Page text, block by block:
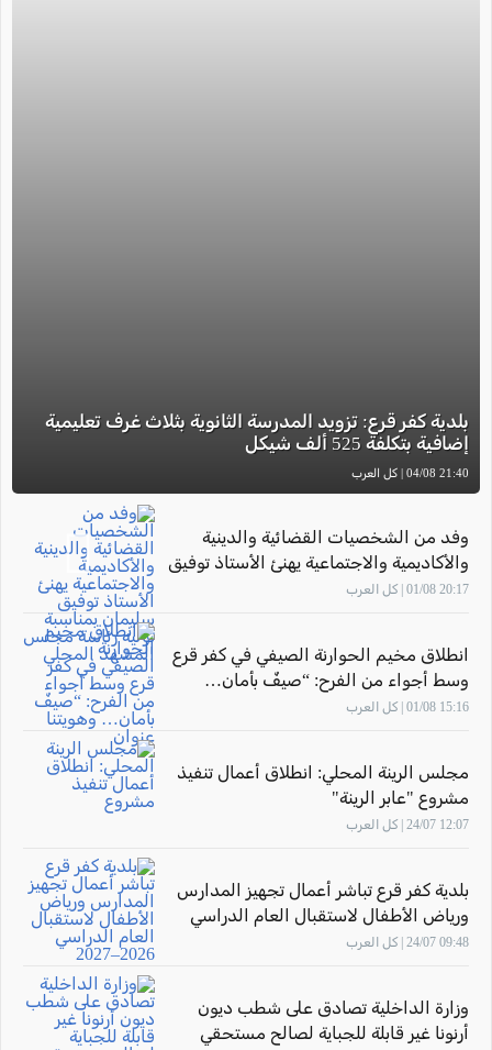
بلدية كفر قرع: تزويد المدرسة الثانوية بثلاث غرف تعليمية
إضافية بتكلفة 525 ألف شيكل
21:40 04/08 | كل العرب
وفد من الشخصيات القضائية والدينية
والأكاديمية والاجتماعية يهنئ الأستاذ توفيق
سليمان بمناسبة توليه رئاسة مجلس
20:17 01/08 | كل العرب
انطلاق مخيم الحوارنة الصيفي في كفر قرع
وسط أجواء من الفرح: “صيفٌ بأمان…
وهويتنا عنوان"
15:16 01/08 | كل العرب
مجلس الرينة المحلي: انطلاق أعمال تنفيذ
مشروع "عابر الرينة"
12:07 24/07 | كل العرب
بلدية كفر قرع تباشر أعمال تجهيز المدارس
ورياض الأطفال لاستقبال العام الدراسي
2026–2027
09:48 24/07 | كل العرب
وزارة الداخلية تصادق على شطب ديون
أرنونا غير قابلة للجباية لصالح مستحقي